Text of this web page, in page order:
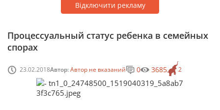
Відключити рекламу
Процессуальный статус ребенка в семейных
спорах
23.02.2018Автор:Автор не вказаний 2
0 3685